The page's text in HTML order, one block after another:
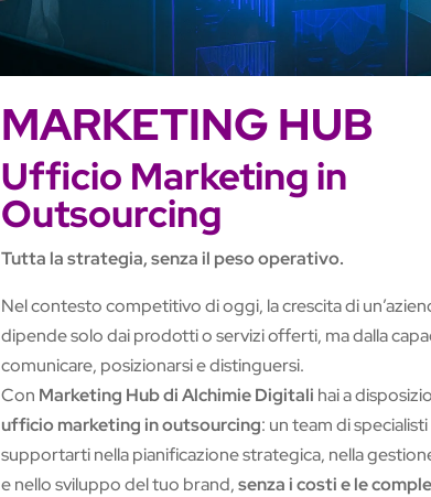
MARKETING HUB
Ufficio Marketing in
Outsourcing
Tutta la strategia, senza il peso operativo.
Nel contesto competitivo di oggi, la crescita di
dipende solo dai prodotti o servizi offerti, ma dalla
comunicare, posizionarsi e distinguersi.
Con Marketing Hub di Alchimie Digitali hai a
ufficio marketing in outsourcing: un team di
supportarti nella pianificazione strategica, nella
e nello sviluppo del tuo brand,senza i costi e le